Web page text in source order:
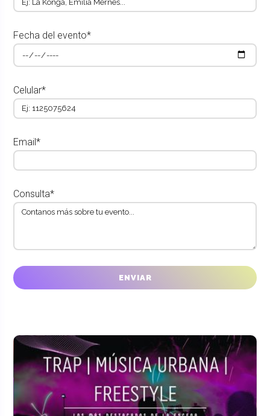
Fecha del evento*
Celular*
Email*
Consulta*